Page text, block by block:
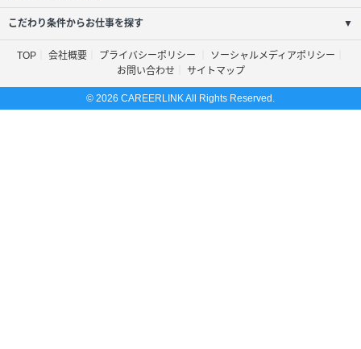
こだわり条件からお仕事を探す ▼
TOP 会社概要 プライバシーポリシー
ソーシャルメディアポリシー
お問い合わせ
サイトマップ
© 2026 CAREERLINK All Rights Reserved.